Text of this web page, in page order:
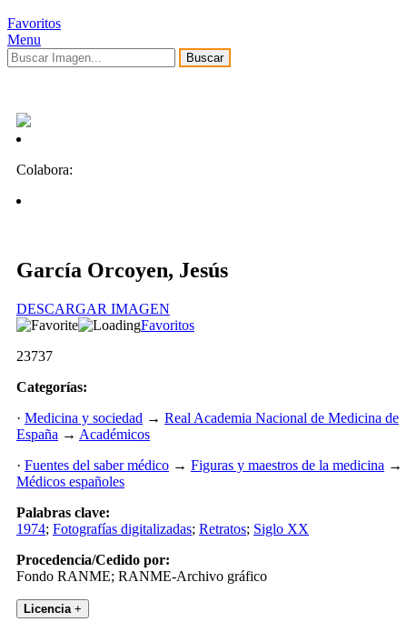
Favoritos
Menu
Buscar
Colabora:
García Orcoyen, Jesús
DESCARGAR IMAGEN
Favoritos
23737
Categorías:
· Medicina y sociedad → Real Academia Nacional de Medicina de
España → Académicos
· Fuentes del saber médico → Figuras y maestros de la medicina →
Médicos españoles
Palabras clave:
1974; Fotografías digitalizadas; Retratos; Siglo XX
Procedencia/Cedido por:
Fondo RANME; RANME-Archivo gráfico
Licencia +